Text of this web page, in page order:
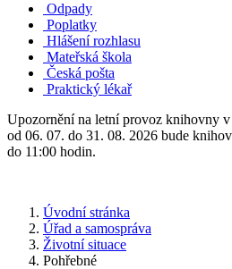
Odpady
Poplatky
Hlášení rozhlasu
Mateřská škola
Česká pošta
Praktický lékař
Upozornění na letní provoz knihovny
od 06. 07. do 31. 08. 2026 bude
do 11:00 hodin.
Úvodní stránka
Úřad a samospráva
Životní situace
Pohřebné